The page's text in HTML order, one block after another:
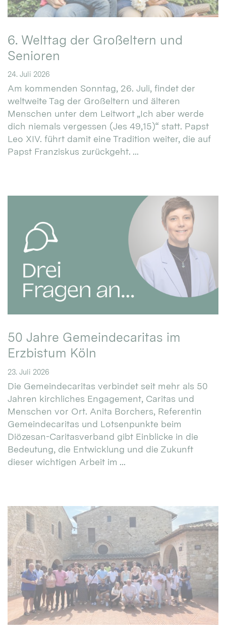
6. Welttag der Großeltern und
Senioren
24. Juli 2026
Am kommenden Sonntag, 26. Juli, findet der
weltweite Tag der Großeltern und älteren
Menschen unter dem Leitwort „Ich aber werde
dich niemals vergessen (Jes 49,15)“ statt. Papst
Leo XIV. führt damit eine Tradition weiter, die auf
Papst Franziskus zurückgeht. ...
50 Jahre Gemeindecaritas im
Erzbistum Köln
23. Juli 2026
Die Gemeindecaritas verbindet seit mehr als 50
Jahren kirchliches Engagement, Caritas und
Menschen vor Ort. Anita Borchers, Referentin
Gemeindecaritas und Lotsenpunkte beim
Diözesan-Caritasverband gibt Einblicke in die
Bedeutung, die Entwicklung und die Zukunft
dieser wichtigen Arbeit im ...